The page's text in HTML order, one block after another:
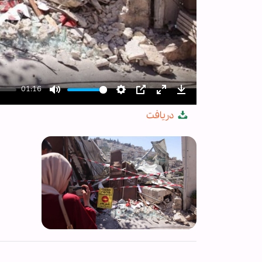
01:16
Mute Settings
PIP Enter
fullscreen
Download
دریافت